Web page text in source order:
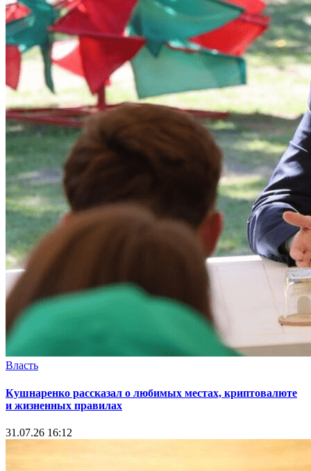
Власть
Кушнаренко рассказал о любимых местах, криптовалюте
и жизненных правилах
31.07.26 16:12